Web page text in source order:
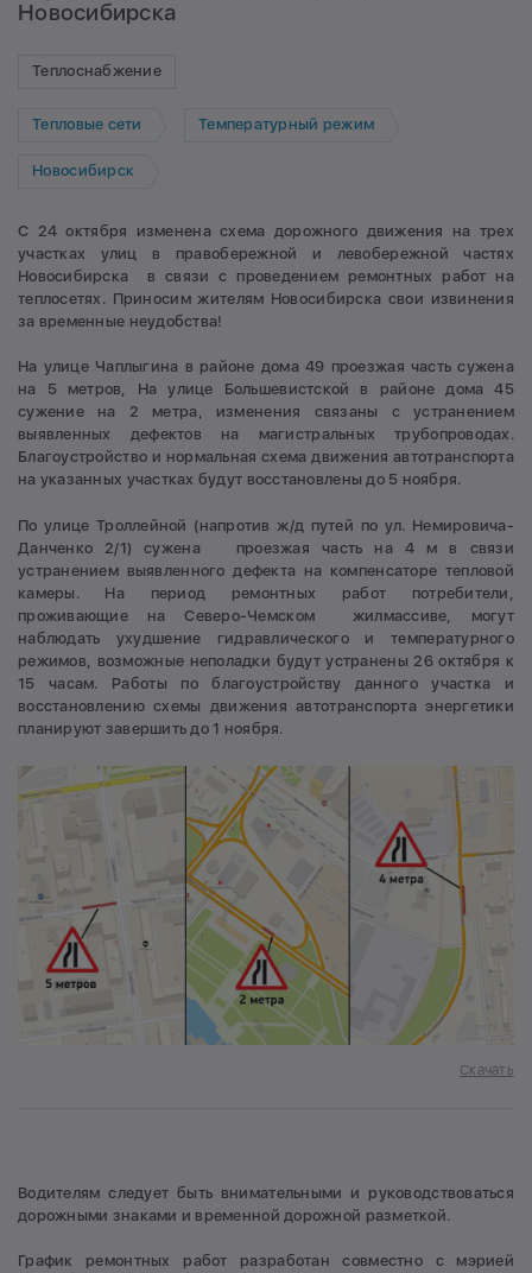
Новосибирска
Теплоснабжение
Тепловые сети Температурный режим
Новосибирск
С 24 октября изменена схема дорожного движения на трех
участках улиц в правобережной и левобережной частях
Новосибирска в связи с проведением ремонтных работ на
теплосетях. Приносим жителям Новосибирска свои извинения
за временные неудобства!
На улице Чаплыгина в районе дома 49 проезжая часть сужена
на 5 метров, На улице Большевистской в районе дома 45
сужение на 2 метра, изменения связаны с устранением
выявленных дефектов на магистральных трубопроводах.
Благоустройство и нормальная схема движения автотранспорта
на указанных участках будут восстановлены до 5 ноября.
По улице Троллейной (напротив ж/д путей по ул. Немировича-
Данченко 2/1) сужена проезжая часть на 4 м в связи
устранением выявленного дефекта на компенсаторе тепловой
камеры. На период ремонтных работ потребители,
проживающие на Северо-Чемском жилмассиве, могут
наблюдать ухудшение гидравлического и температурного
режимов, возможные неполадки будут устранены 26 октября к
15 часам. Работы по благоустройству данного участка и
восстановлению схемы движения автотранспорта энергетики
планируют завершить до 1 ноября.
Скачать
Водителям следует быть внимательными и руководствоваться
дорожными знаками и временной дорожной разметкой.
График ремонтных работ разработан совместно с мэрией